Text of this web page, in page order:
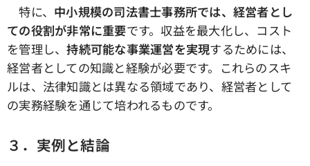
特に、 中小規模の司法書士事務所では、経営者とし
ての役割が非常に重要です。収益を最大化し、コスト
を管理し、持続可能な事業運営を実現するためには、
経営者としての知識と経験が必要です。これらのスキ
ルは、法律知識とは異なる領域であり、経営者として
の実務経験を通じて培われるものです。
３．実例と結論